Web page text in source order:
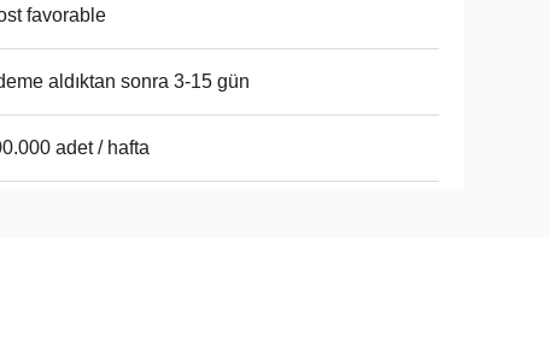
favorable
aldıktan sonra 3-15 gün
adet / hafta